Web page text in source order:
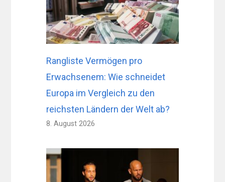
Rangliste Vermögen pro
Erwachsenem: Wie schneidet
Europa im Vergleich zu den
reichsten Ländern der Welt ab?
8. August 2026